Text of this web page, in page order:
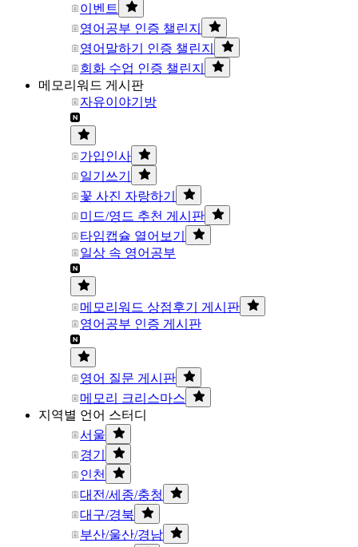
이벤트
영어공부 인증 챌린지
영어말하기 인증 챌린지
회화 수업 인증 챌린지
메모리워드 게시판
자유이야기방
가입인사
일기쓰기
꽃 사진 자랑하기
미드/영드 추천 게시판
타임캡슐 열어보기
일상 속 영어공부
메모리워드 상점후기 게시판
영어공부 인증 게시판
영어 질문 게시판
메모리 크리스마스
지역별 언어 스터디
서울
경기
인천
대전/세종/충청
대구/경북
부산/울산/경남